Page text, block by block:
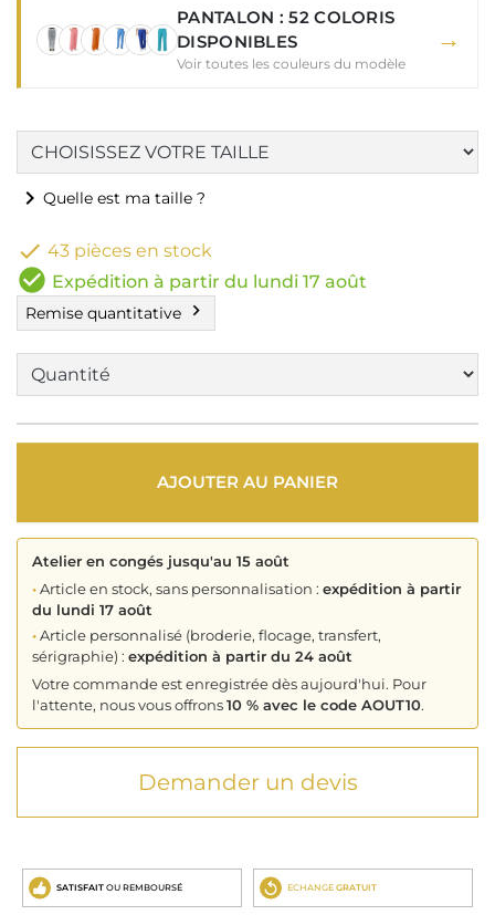
PANTALON : 52 COLORIS
DISPONIBLES
Voir toutes les couleurs du modèle
→
chevron_right Quelle est ma taille ?
 43 pièces en stock
check_circle Expédition à partir du lundi 17 août
Remise quantitative chevron_right
AJOUTER AU PANIER
Atelier en congés jusqu'au 15 août
•Article en stock, sans personnalisation : expédition à partir
du lundi 17 août
•Article personnalisé (broderie, flocage, transfert,
sérigraphie) : expédition à partir du 24 août
Votre commande est enregistrée dès aujourd'hui. Pour
l'attente, nous vous offrons10 % avec le code AOUT10.
Demander un devis
SATISFAIT OU REMBOURSÉ ECHANGE GRATUIT